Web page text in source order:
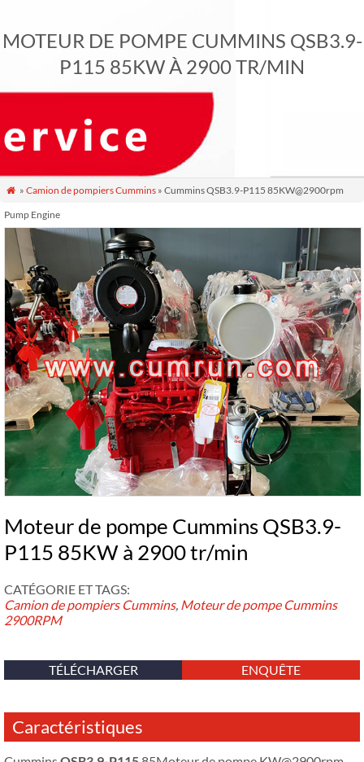
MOTEUR DE POMPE CUMMINS QSB3.9-
P115 85KW À 2900 TR/MIN
 » Camion de pompiers Cummins » Cummins QSB3.9-P115 85KW@2900rpm
Pump Engine
Moteur de pompe Cummins QSB3.9-
P115 85KW à 2900 tr/min
CATÉGORIE ET ​​TAGS:
Camion de pompiers Cummins, Moteur de pompe Cummins
2900RPM
TÉLÉCHARGER ENQUÊTE
Caractéristiques